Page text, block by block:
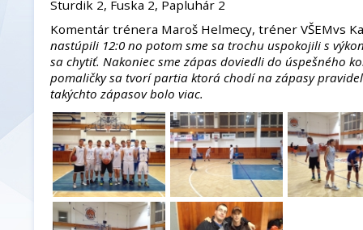
Sturdik 2, Fuska 2, Papluhár 2
Komentár trénera Maroš Helmecy, tréner VŠEMvs
nastúpili 12:0 no potom sme sa trochu uspokojili s
sa chytiť. Nakoniec sme zápas doviedli do úspešného
pomaličky sa tvorí partia ktorá chodí na zápasy
takýchto zápasov bolo viac.